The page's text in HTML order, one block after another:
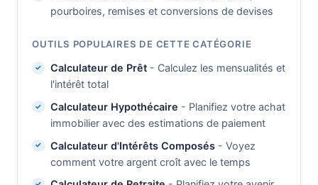
pourboires, remises et conversions de devises
OUTILS POPULAIRES DE CETTE CATÉGORIE
Calculateur de Prêt- Calculez les mensualités et
l'intérêt total
Calculateur Hypothécaire - Planifiez votre achat
immobilier avec des estimations de paiement
Calculateur d'Intérêts Composés- Voyez
comment votre argent croît avec le temps